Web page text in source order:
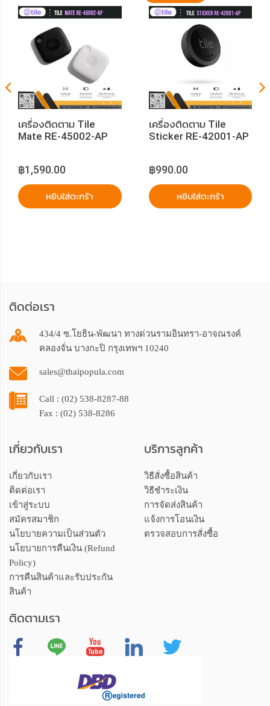
เครื่องติดตาม Tile
Mate RE-45002-AP
฿1,590.00
หยิบใส่ตะกร้า
เครื่องติดตาม Tile
Sticker RE-42001-AP
฿990.00
หยิบใส่ตะกร้า
ติดต่อเรา
434/4 ซ.โยธิน-พัฒนา ทางด่วนรามอินทรา-อาจณรงค์
คลองจั่น บางกะปิ กรุงเทพฯ 10240
sales@thaipopula.com
Call : (02) 538-8287-88
Fax : (02) 538-8286
เกี่ยวกับเรา
เกี่ยวกับเรา
ติดต่อเรา
เข้าสู่ระบบ
สมัครสมาชิก
นโยบายความเป็นส่วนตัว
นโยบายการคืนเงิน (Refund
Policy)
การคืนสินค้าและรับประกัน
สินค้า
บริการลูกค้า
วิธีสั่งซื้อสินค้า
วิธีชำระเงิน
การจัดส่งสินค้า
แจ้งการโอนเงิน
ตรวจสอบการสั่งซื้อ
ติดตามเรา